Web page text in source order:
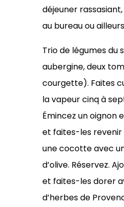
déjeuner
au bureau ou
Trio de légumes du
aubergine, deux
courgette). Faites
la vapeur cinq à
Émincez un oignon
et faites-les revenir
une cocotte avec
d’olive. Réservez.
et faites-les dorer
d’herbes de